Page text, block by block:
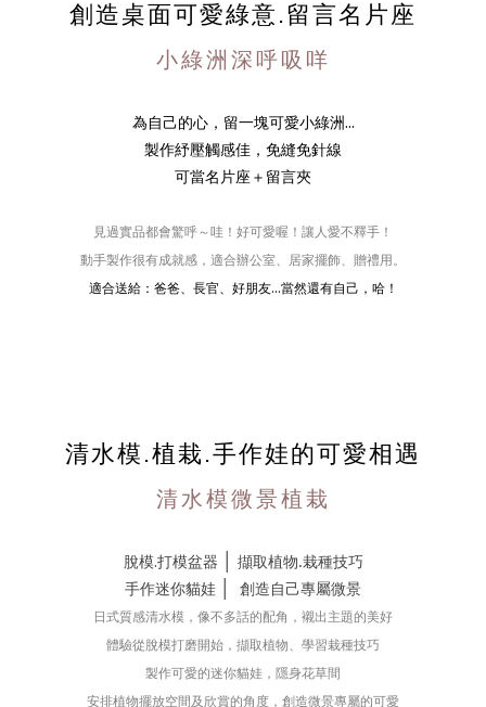
創造桌面可愛綠意.留言名片座
小綠洲深呼吸咩
為自己的心，留一塊可愛小綠洲...
製作紓壓觸感佳，免縫免針線
可當名片座＋留言夾
見過實品都會驚呼～哇！好可愛喔！讓人愛不釋手！
動手製作很有成就感，適合辦公室、居家擺飾、贈禮用。
適合送給：爸爸、長官、好朋友...當然還有自己，哈！
清水模.植栽.手作娃的可愛相遇
清水模微景植栽
脫模.打模盆器
擷取植物.栽種技巧
手作迷你貓娃
創造自己專屬微景
日式質感清水模，像不多話的配角，襯出主題的美好
體驗從脫模打磨開始，擷取植物、學習栽種技巧
製作可愛的迷你貓娃，隱身花草間
安排植物擺放空間及欣賞的角度 ，創造微景專屬的可愛